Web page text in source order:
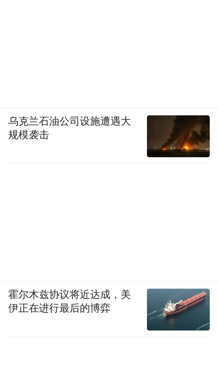
乌克兰石油公司设施遭遇大
规模袭击
霍尔木兹协议将近达成，美
伊正在进行最后的博弈